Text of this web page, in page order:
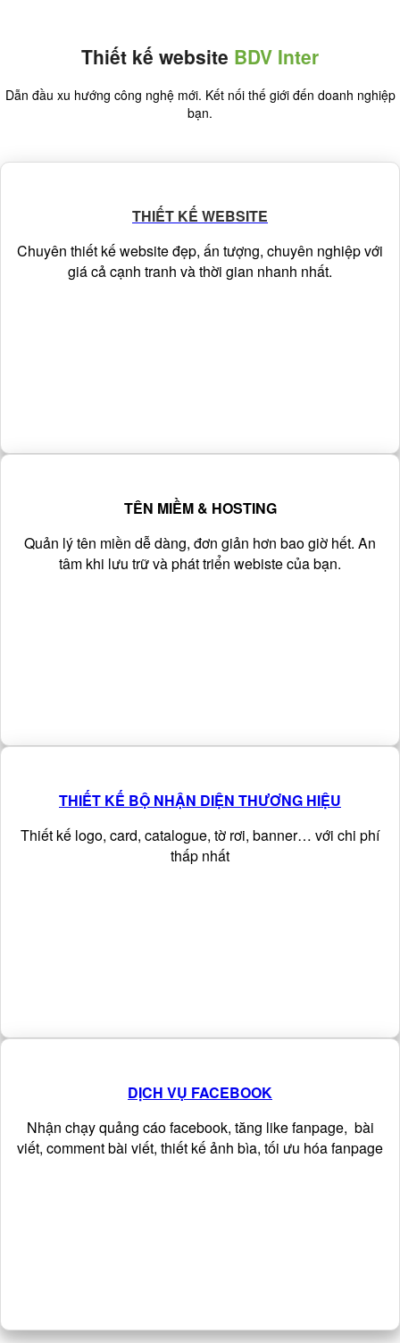
Thiết kế website BDV Inter
Dẫn đầu xu hướng công nghệ mới. Kết nối thế giới đến doanh nghiệp
bạn.
THIẾT KẾ WEBSITE
Chuyên thiết kế website đẹp, ấn tượng, chuyên nghiệp với
giá cả cạnh tranh và thời gian nhanh nhất.
TÊN MIỀM & HOSTING
Quản lý tên miền dễ dàng, đơn giản hơn bao giờ hết. An
tâm khi lưu trữ và phát triển webiste của bạn.
THIẾT KẾ BỘ NHẬN DIỆN THƯƠNG HIỆU
Thiết kế logo, card, catalogue, tờ rơi, banner… với chi phí
thấp nhất
DỊCH VỤ FACEBOOK
Nhận chạy quảng cáo facebook, tăng like fanpage, bài
viết, comment bài viết, thiết kế ảnh bìa, tối ưu hóa fanpage